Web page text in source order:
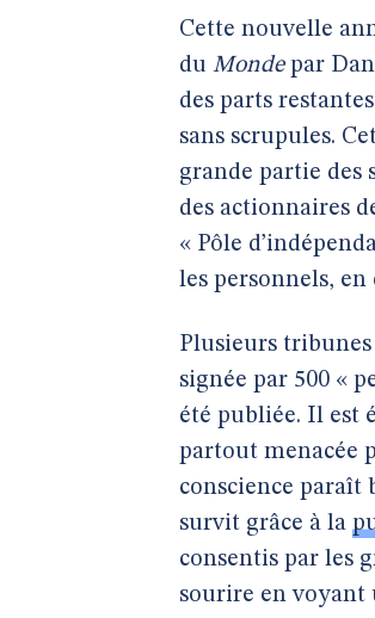
Cette nouvelle
du Mondepar
des parts
sans scrupules.
grande partie des
des actionnaires
« Pôle
les personnels, en
Plusieurs
signée par 500 «
été publiée. Il est
partout menacée
conscience paraît
survit grâce à la
consentis par les
sourire en voyant